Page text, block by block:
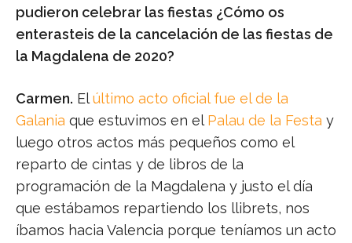
pudieron celebrar las fiestas ¿Cómo os
enterasteis de la cancelación de las fiestas de
la Magdalena de 2020?
Carmen. Elúltimo acto oficial fue el de la
Galania que estuvimos en elPalau de la Festa y
luego otros actos más pequeños como el
reparto de cintas y de libros de la
programación de la Magdalena y justo el día
que estábamos repartiendo los llibrets, nos
íbamos hacia Valencia porque teníamos un acto